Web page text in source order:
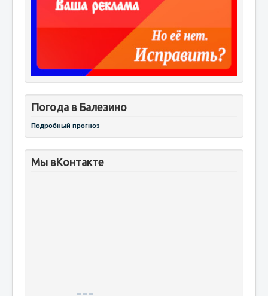
Погода в Балезино
Подробный прогноз
Мы вКонтакте